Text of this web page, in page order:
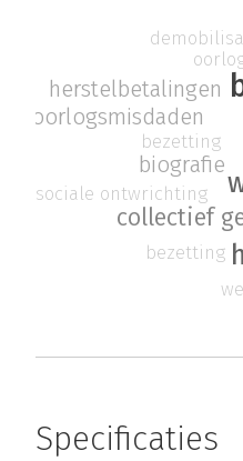
collectief
biografie
oorlogsmisdaden
herstelbetalingen
bezetting
sociale ontwrichting
bezetting
Specificaties